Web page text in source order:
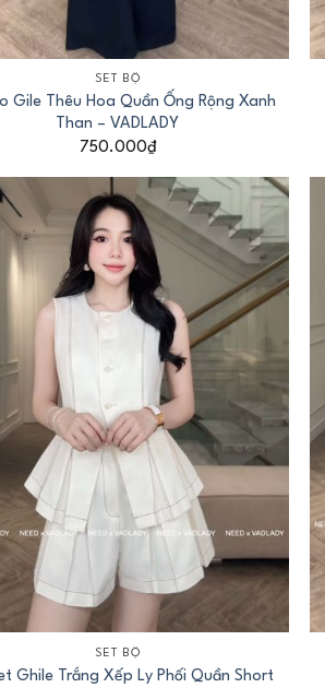
SET BỘ
Gile Thêu Hoa Quần Ống Rộng Xanh
Than – VADLADY
750.000₫
SET BỘ
Ghile Trắng Xếp Ly Phối Quần Short